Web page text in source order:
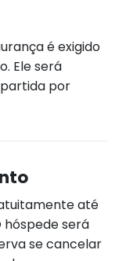
é exigido
Ele será
por
até
hóspede será
se cancelar